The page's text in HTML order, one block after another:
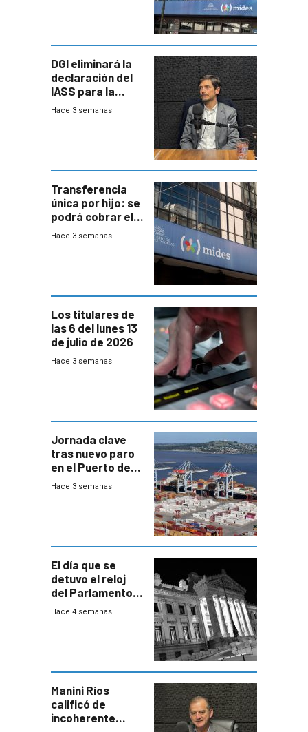
DGI eliminará la
declaración del
IASS para la
mayoría de los
Hace 3 semanas
Transferencia
única por hijo: se
podrá cobrar el
100% en efectivo
Hace 3 semanas
Los titulares de
las 6 del lunes 13
de julio de 2026
Hace 3 semanas
Jornada clave
tras nuevo paro
en el Puerto de
Montevideo
Hace 3 semanas
El día que se
detuvo el reloj
del Parlamento
para negociar
Hace 4 semanas
Manini Ríos
calificó de
incoherente